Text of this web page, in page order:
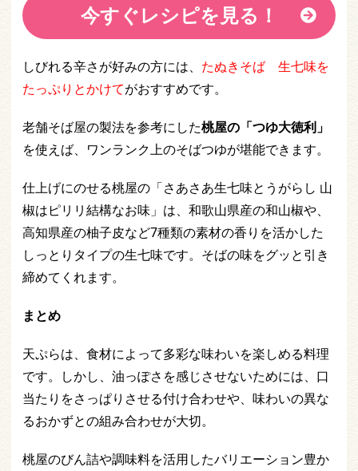
今すぐレシピを見る！
しびれる辛さが好みの方には、 たぬきそば 生七味を
たっぷりとかけてがおすすめです。
老舗そば屋の製法を参考にした桃屋の「つゆ大徳利」
を使えば、ワンランク上のそばつゆが堪能できます。
仕上げにのせる桃屋の「さあさあ生七味とうがらし 山
椒はピリリ結構なお味」は、和歌山県産の和山椒や、
高知県産の柚子皮など7種類の素材の香りを活かした
しっとりタイプの生七味です。そばの味をグッと引き
締めてくれます。
まとめ
天ぷらは、食材によって多彩な味わいを楽しめる料理
です。しかし、油っぽさを感じさせないためには、口
当たりをさっぱりさせる付け合わせや、味わいの異な
るおかずとの組み合わせが大切。
桃屋のびん詰や調味料を活用したバリエーション豊か